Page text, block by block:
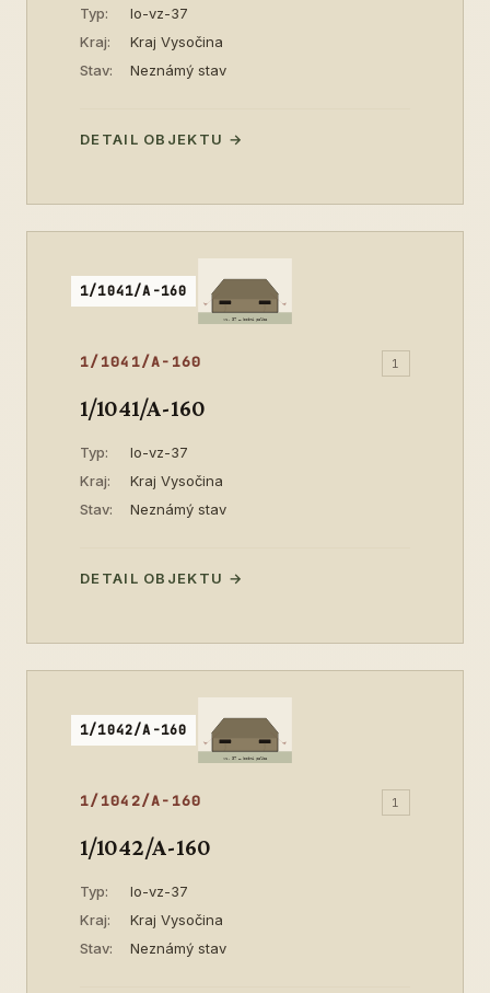
Typ:
lo-vz-37
Kraj:
Kraj Vysočina
Stav:
Neznámý stav
DETAIL OBJEKTU →
1/1041/A-160
1/1041/A-160 1
1/1041/A-160
Typ:
lo-vz-37
Kraj:
Kraj Vysočina
Stav:
Neznámý stav
DETAIL OBJEKTU →
1/1042/A-160
1/1042/A-160 1
1/1042/A-160
Typ:
lo-vz-37
Kraj:
Kraj Vysočina
Stav:
Neznámý stav